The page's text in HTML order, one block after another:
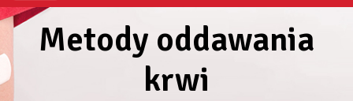
Metody oddawania
krwi